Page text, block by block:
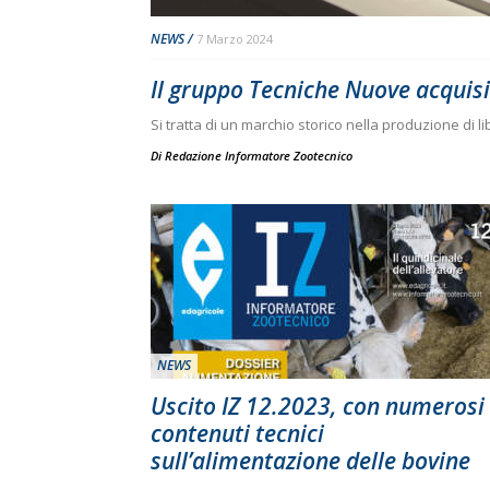
NEWS 7 Marzo 2024
Il gruppo Tecniche Nuove
Si tratta di un marchio storico nella produzione di
Di Redazione Informatore Zootecnico
NEWS
Uscito IZ 12.2023, con numerosi
contenuti tecnici
sull’alimentazione delle bovine